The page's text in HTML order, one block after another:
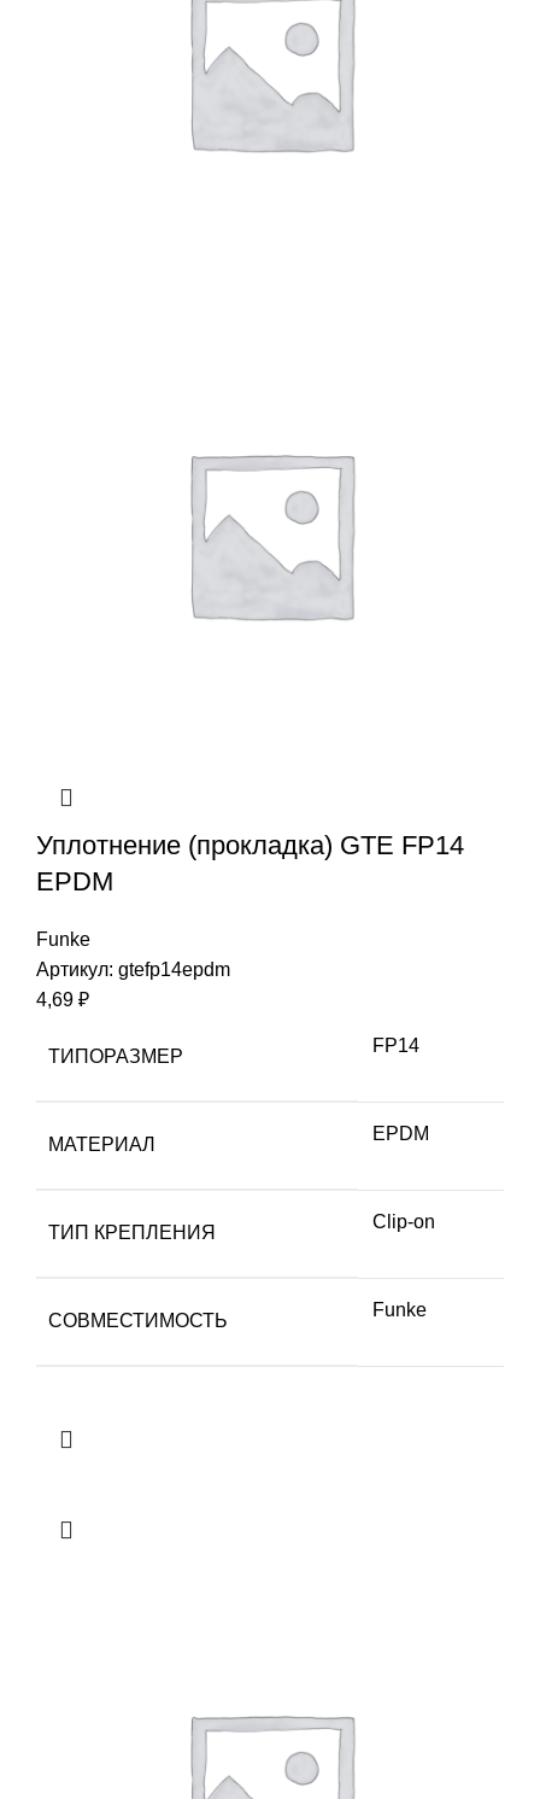
Уплотнение (прокладка) GTE FP14
EPDM
Funke
Артикул: gtefp14epdm
4,69 ₽
ТИПОРАЗМЕР
FP14
МАТЕРИАЛ
EPDM
ТИП КРЕПЛЕНИЯ
Clip-on
СОВМЕСТИМОСТЬ
Funke